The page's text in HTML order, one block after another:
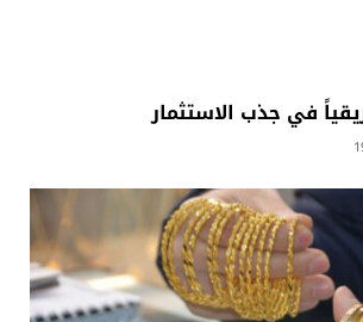
في جذب الاستثمار